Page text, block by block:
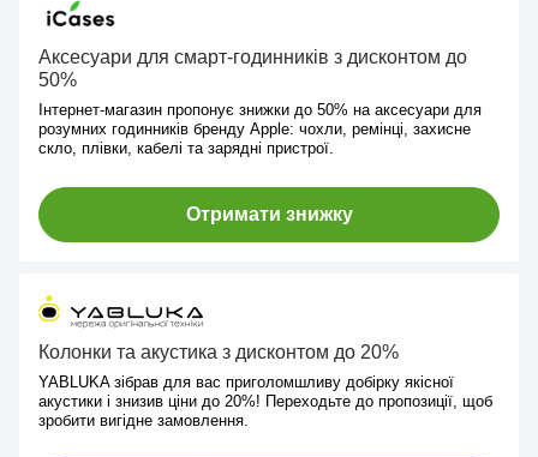
Аксесуари для смарт-годинників з дисконтом до
50%
Інтернет-магазин пропонує знижки до 50% на аксесуари для
розумних годинників бренду Apple: чохли, ремінці, захисне
скло, плівки, кабелі та зарядні пристрої.
Отримати знижку
Колонки та акустика з дисконтом до 20%
YABLUKA зібрав для вас приголомшливу добірку якісної
акустики і знизив ціни до 20%! Переходьте до пропозиції, щоб
зробити вигідне замовлення.